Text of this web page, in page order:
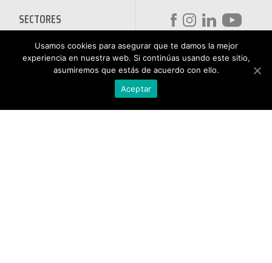
SECTORES
HOSTELERÍA
AUTOMOCIÓN
ATENCIÓN AL
CLIENTE
De lunes a viernes de 9h
Usamos cookies para asegurar que te damos la mejor
experiencia en nuestra web. Si continúas usando este sitio,
asumiremos que estás de acuerdo con ello.
Aceptar